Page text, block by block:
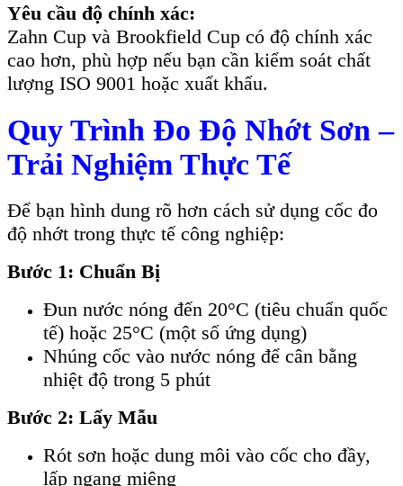
Yêu cầu độ chính xác:
Zahn Cup và Brookfield Cup có độ chính xác
cao hơn, phù hợp nếu bạn cần kiểm soát chất
lượng ISO 9001 hoặc xuất khẩu.
Quy Trình Đo Độ Nhớt Sơn –
Trải Nghiệm Thực Tế
Để bạn hình dung rõ hơn cách sử dụng cốc đo
độ nhớt trong thực tế công nghiệp:
Bước 1: Chuẩn Bị
Đun nước nóng đến 20°C (tiêu chuẩn quốc
tế) hoặc 25°C (một số ứng dụng)
Nhúng cốc vào nước nóng để cân bằng
nhiệt độ trong 5 phút
Bước 2: Lấy Mẫu
Rót sơn hoặc dung môi vào cốc cho đầy,
lấp ngang miệng